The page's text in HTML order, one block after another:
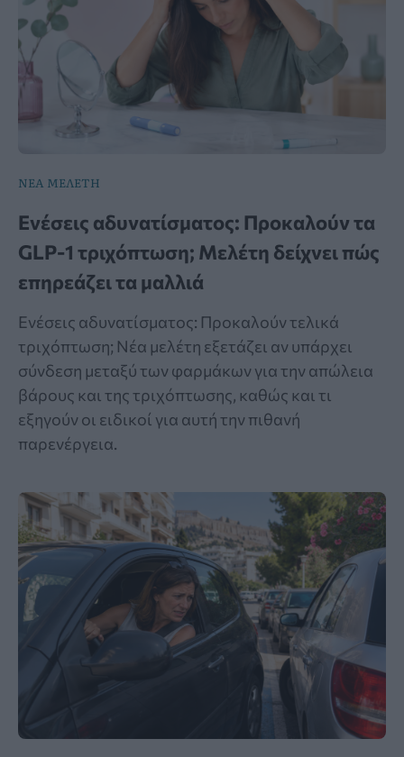
ΝΕΑ ΜΕΛΕΤΗ
Ενέσεις αδυνατίσματος: Προκαλούν τα
GLP-1 τριχόπτωση; Μελέτη δείχνει πώς
επηρεάζει τα μαλλιά
Ενέσεις αδυνατίσματος: Προκαλούν τελικά
τριχόπτωση; Νέα μελέτη εξετάζει αν υπάρχει
σύνδεση μεταξύ των φαρμάκων για την απώλεια
βάρους και της τριχόπτωσης, καθώς και τι
εξηγούν οι ειδικοί για αυτή την πιθανή
παρενέργεια.